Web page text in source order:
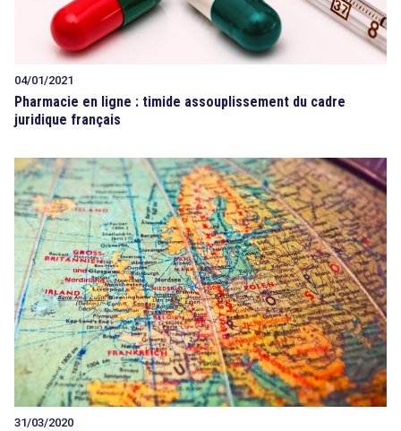
04/01/2021
Pharmacie en ligne : timide assouplissement du cadre
juridique français
31/03/2020